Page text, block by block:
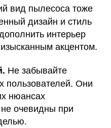
вид пылесоса тоже
дизайн и стиль
интерьер
акцентом.
Не забывайте
пользователей. Они
нюансах
очевидны при